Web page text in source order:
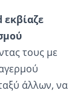
εκβίαζε
τους με
άλλων, να